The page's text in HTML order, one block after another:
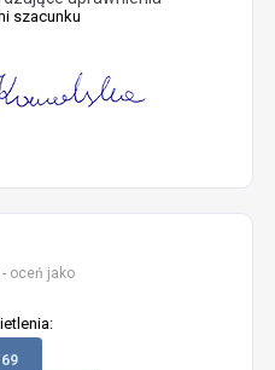
szacunku
oceń jako